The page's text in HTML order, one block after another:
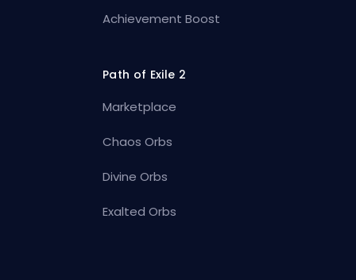
Achievement Boost
Path of Exile 2
Marketplace
Chaos Orbs
Divine Orbs
Exalted Orbs